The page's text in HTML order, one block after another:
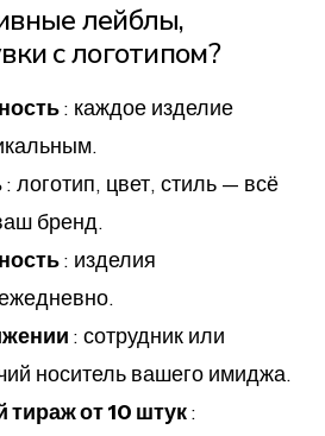
лейблы,
с логотипом?
: каждое изделие
: логотип, цвет, стиль — всё
бренд.
: изделия
: сотрудник или
носитель вашего имиджа.
от 10 штук: